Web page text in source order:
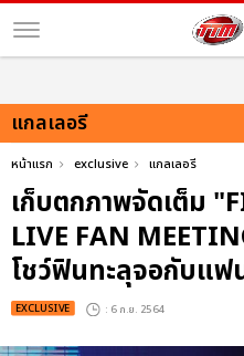
แกลเลอรี
หน้าแรก exclusive แกลเลอรี
เก็บตกภาพจัดเต็ม
LIVE FAN
โชว์ฟินทะลุจอกับแฟ
EXCLUSIVE : 6 ก.ย. 2564